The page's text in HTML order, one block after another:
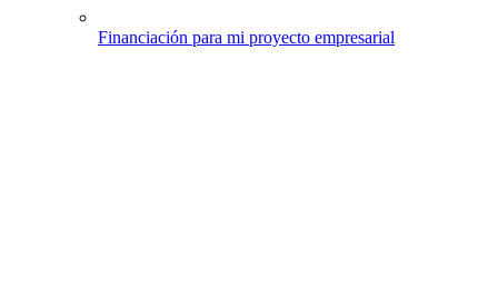
Financiación para mi proyecto empresarial